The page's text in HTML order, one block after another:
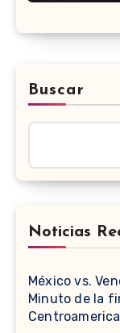
Buscar
Noticias
México vs.
Minuto de la